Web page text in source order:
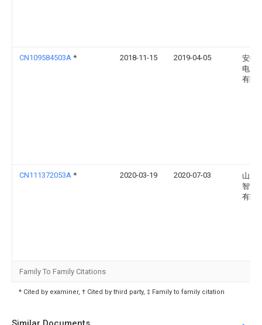
CN109584503A * 2018-11-15 2019-04-05
安徽
电力
有限
CN111372053A * 2020-03-19 2020-07-03
山东
智能
有限
Family To Family Citations
* Cited by examiner, † Cited by third party, ‡ Family to family citation